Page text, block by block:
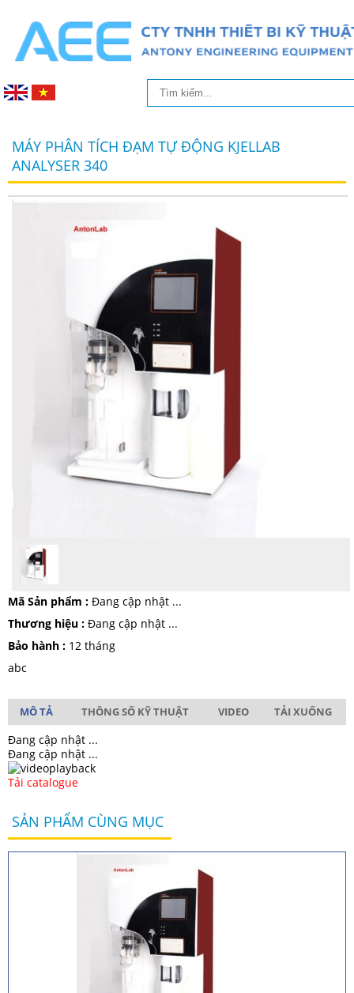
MÁY PHÂN TÍCH ĐẠM TỰ ĐỘNG KJELLAB
ANALYSER 340
Mã Sản phẩm : Đang cập nhật ...
Thương hiệu : Đang cập nhật ...
Bảo hành : 12 tháng
abc
MÔ TẢ THÔNG SỐ KỸ THUẬT VIDEO
TẢI XUỐNG
Đang cập nhật ...
Đang cập nhật ...
Tải catalogue
SẢN PHẨM CÙNG MỤC